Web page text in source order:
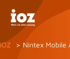
Inhalt
springen
IOZ Nintex Mobile